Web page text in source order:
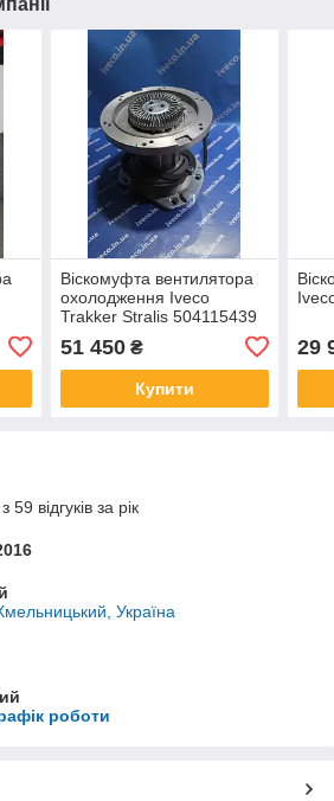
Віскомуфта вентилятора
охолодження Iveco
Trakker Stralis 504115439
51 450₴
Купити
29
відгуків за рік
Україна
роботи